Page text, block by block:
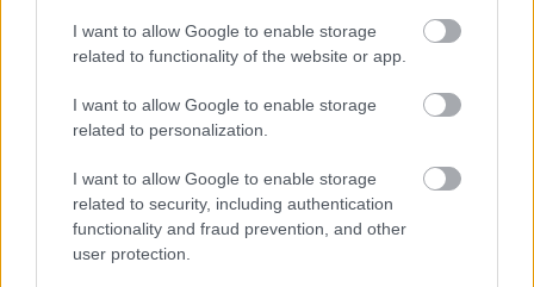
I want to allow Google to enable storage
related to functionality of the website or app.
I want to allow Google to enable storage
related to personalization.
I want to allow Google to enable storage
related to security, including authentication
functionality and fraud prevention, and other
user protection.
vagy éppen muffinsütés. Addig csinálom, amíg
tökéletes nem lesz.
Van egy jazzes arcod is, amit alig ismer valaki.
A mostani dalaim is én vagyok, de nagyon kicsi
részem. Imádom az élő zenét, ha kiereszthetem a
hangom, ha egy zenekarral imprózhatok. Mindegy a
közönség létszáma, ez nagyon feltölt. Sajnos
nagyon kevés ilyen alkalom van.